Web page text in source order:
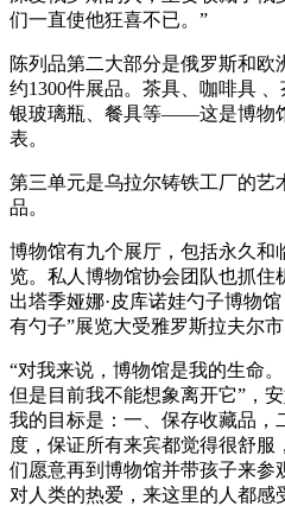
们一直使他狂喜不已。”
陈列品第二大部分是俄罗斯和
约1300件展品。茶具、咖啡具
银玻璃瓶、餐具等——这是博物
表。
第三单元是乌拉尔铸铁工厂的艺
品。
博物馆有九个展厅，包括永久和
览。私人博物馆协会团队也抓住
出塔季娅娜·皮库诺娃勺子博物
有勺子”展览大受雅罗斯拉夫尔
“对我来说，博物馆是我的生命
但是目前我不能想象离开它”，
我的目标是：一、保存收藏品，
度，保证所有来宾都觉得很舒服
们愿意再到博物馆并带孩子来参
对人类的热爱，来这里的人都感